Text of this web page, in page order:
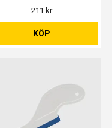
211 kr
KÖP